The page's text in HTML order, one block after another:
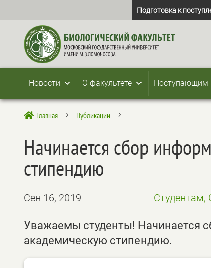
Подготовка к
Новости О факультете Поступающим
 Главная 5 Публикации 5
Начинается сбор
стипендию
Сен 16, 2019 Студентам,
Уважаемы студенты! Начинается
академическую стипендию.